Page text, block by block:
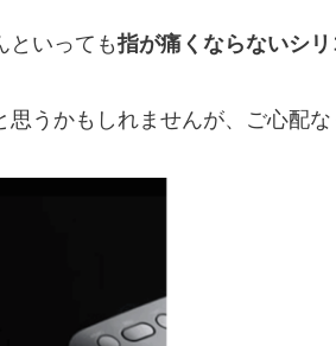
といっても指が痛くならないシ
うかもしれませんが、ご心配な